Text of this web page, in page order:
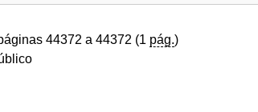
44372 a 44372 (1 pág.)